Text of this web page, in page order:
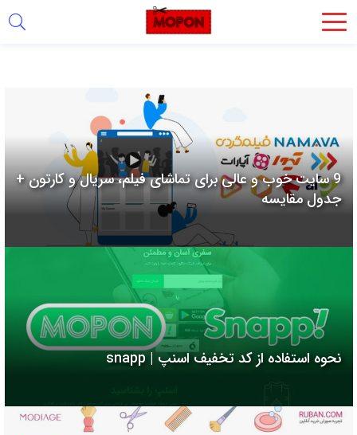
اشتراک
از
روش‌های
زیر
می‌توانید
صفحه
دوستان
خود
به
بگذارید.
9 سایت خوب و عالی برای تماشای فیلم، سریال و کارتون +
جدول مقایسه
نحوه استفاده از کد تخفیف اسنپ | snapp